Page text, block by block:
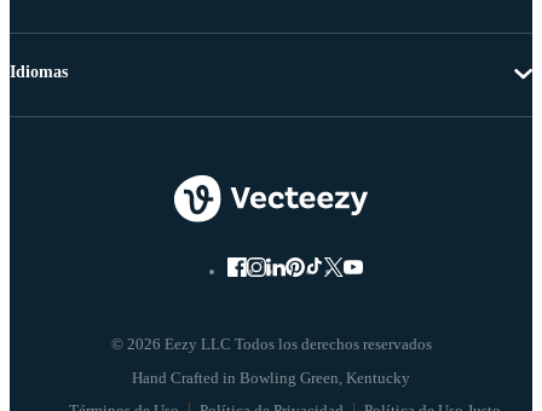
© 2026 Eezy LLC Todos los derechos reservados
Idiomas